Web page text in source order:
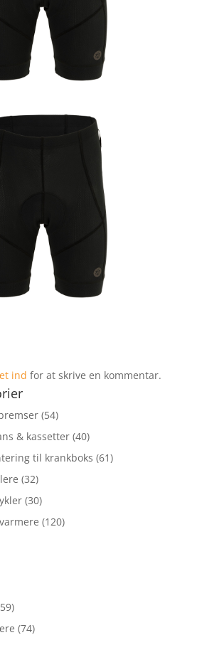
ind for at skrive en kommentar.
(54)
& kassetter (40)
til krankboks (61)
(32)
(30)
(120)
(74)